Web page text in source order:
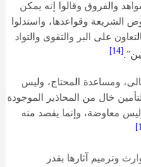
والفروق وقالوا إنه يمكن
الشريعة وقواعدها، واستدلوا
على البر والتقوى والتواد
ومساعدة المحتاج، وليس
خال من المحاذير الموجودة
معاوضة، وإنما يقصد منه
وترميم آثارها بقدر